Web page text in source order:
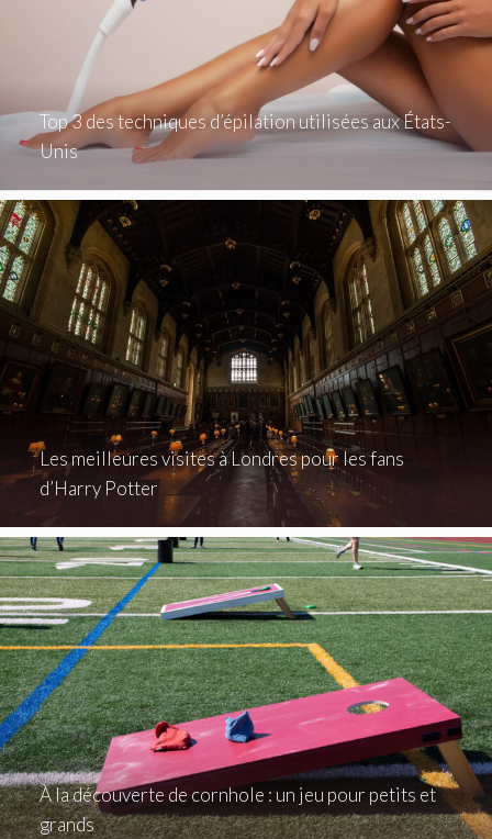
Top 3 des techniques d’épilation utilisées aux États-
Unis
Les meilleures visites à Londres pour les fans
d’Harry Potter
À la découverte de cornhole : un jeu pour petits et
grands